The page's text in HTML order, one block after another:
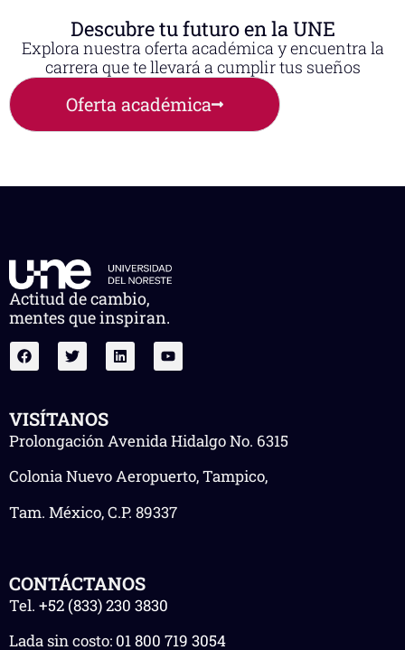
Descubre tu futuro en la UNE
Explora nuestra oferta académica y encuentra la
carrera que te llevará a cumplir tus sueños
Oferta académica
Actitud de cambio,
mentes que inspiran.
VISÍTANOS
Prolongación Avenida Hidalgo No. 6315
Colonia Nuevo Aeropuerto, Tampico,
Tam. México, C.P. 89337
CONTÁCTANOS
Tel. +52 (833) 230 3830
Lada sin costo: 01 800 719 3054